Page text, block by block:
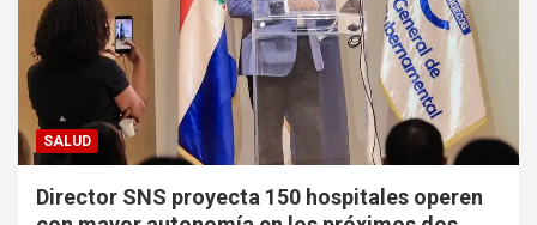
SALUD
Director SNS proyecta 150 hospitales operen